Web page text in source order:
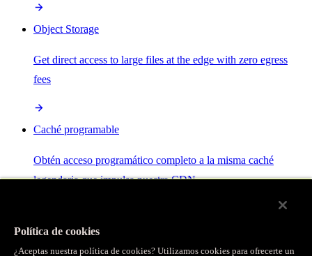
Object Storage
Get direct access to large files at the edge with zero egress
fees
Caché programable
Obtén acceso programático completo a la misma caché
legendaria que impulsa nuestra CDN.
Servidor MCP
Política de cookies
¿Aceptas nuestra política de cookies? Utilizamos cookies para ofrecerte un